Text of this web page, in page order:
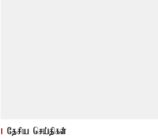
தேசிய செய்திகள்